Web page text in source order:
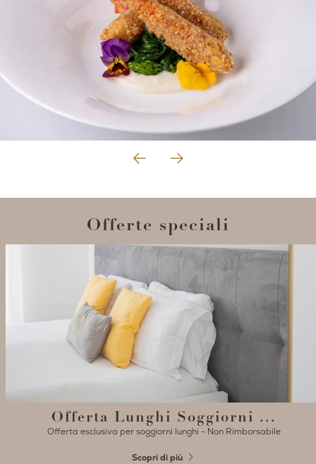
Offerte speciali
Offerta Lunghi Soggiorni ...
Offerta esclusiva per soggiorni lunghi - Non Rimborsabile
Scopri di più